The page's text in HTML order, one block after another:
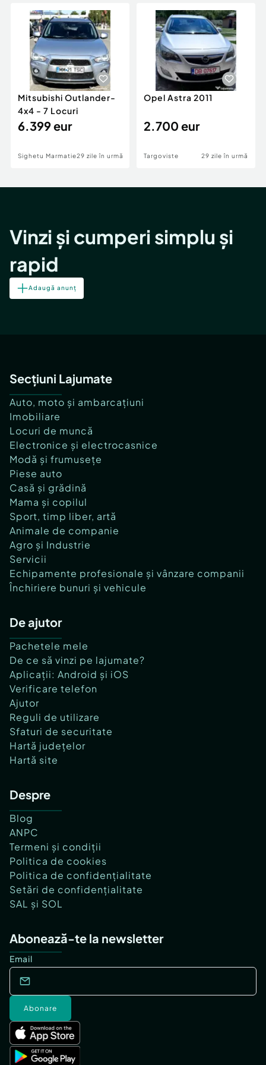
Servicii
Animale de companie
Afaceri și echipamente profesionale
Inchiriere Bunuri si Vehicule
Utilaje agricole si industriale
Piese auto si accesorii
Dacia Duster
Mitsubishi Outlander-
4x4 - 7 Locuri
6.399 eur
Sighetu Marmatiei29 zile în urmă
Opel Astra 2011
2.700 eur
Targoviste 29 zile în urmă
Vinzi și cumperi simplu și
rapid
Adaugă anunț
Secțiuni Lajumate
Auto, moto și ambarcațiuni
Imobiliare
Locuri de muncă
Electronice și electrocasnice
Modă și frumusețe
Piese auto
Casă și grădină
Mama și copilul
Sport, timp liber, artă
Animale de companie
Agro și Industrie
Servicii
Echipamente profesionale și vânzare companii
Închiriere bunuri și vehicule
De ajutor
Pachetele mele
De ce să vinzi pe lajumate?
Aplicații: Android și iOS
Verificare telefon
Ajutor
Reguli de utilizare
Sfaturi de securitate
Hartă județelor
Hartă site
Despre
Blog
ANPC
Termeni și condiții
Politica de cookies
Politica de confidențialitate
Setări de confidențialitate
SAL și SOL
Abonează-te la newsletter
Email
Abonare